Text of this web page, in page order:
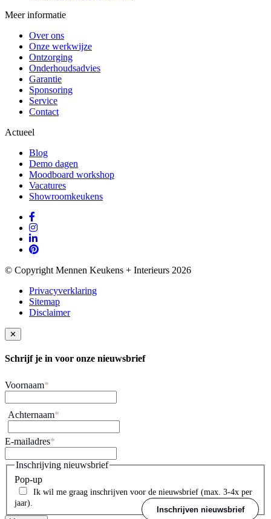
Meer informatie
Over ons
Onze werkwijze
Ontzorging
Onderhoudsadvies
Garantie
Sponsoring
Service
Contact
Actueel
Blog
Demo dagen
Moodboard workshop
Vacatures
Showroomkeukens
© Copyright Mennen Keukens + Interieurs 2026
Privacyverklaring
Sitemap
Disclaimer
Inschrijven nieuwsbrief
✕
Schrijf je in voor onze nieuwsbrief
Voornaam*
Achternaam*
E-mailadres*
Inschrijving nieuwsbrief
Pop-up
Ik wil me graag inschrijven voor de nieuwsbrief (max. 3-4x per
jaar).